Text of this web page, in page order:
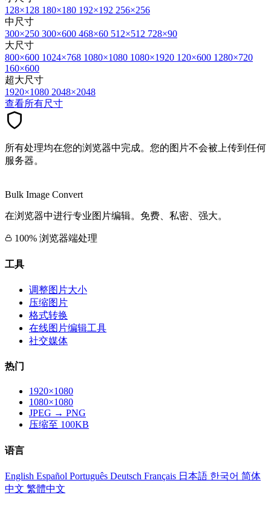
128×128 180×180 192×192 256×256
中尺寸
300×250 300×600 468×60 512×512 728×90
大尺寸
800×600 1024×768 1080×1080 1080×1920 120×600 1280×720
160×600
超大尺寸
1920×1080 2048×2048
查看所有尺寸
所有处理均在您的浏览器中完成。您的图片不会被上传到任何
服务器。
Bulk Image Convert
在浏览器中进行专业图片编辑。免费、私密、强大。
100% 浏览器端处理
工具
调整图片大小
压缩图片
格式转换
在线图片编辑工具
社交媒体
热门
1920×1080
1080×1080
JPEG → PNG
压缩至 100KB
语言
English Español Português Deutsch Français 日本語 한국어 简体
中文 繁體中文